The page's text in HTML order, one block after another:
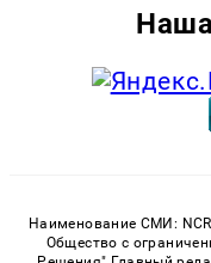
Наименование СМИ:
Общество с